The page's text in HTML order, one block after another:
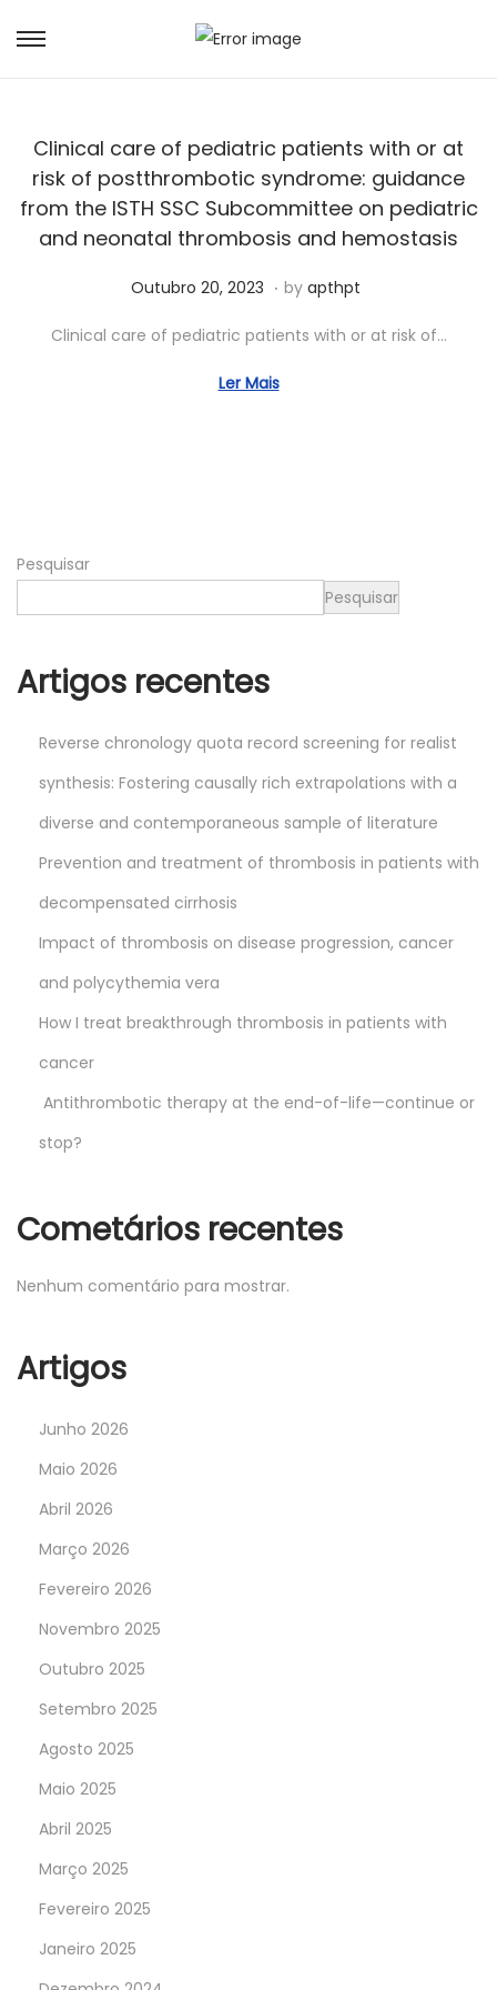
Clinical care of pediatric patients with or at
risk of postthrombotic syndrome: guidance
from the ISTH SSC Subcommittee on pediatric
and neonatal thrombosis and hemostasis
Posted on
Outubro 20, 2023 J
n
h
. by apthpt
Clinical care of pediatric patients with or at risk of…
Ler Mais
Pesquisar
Pesquisar
Artigos recentes
Reverse chronology quota record screening for realist
synthesis: Fostering causally rich extrapolations with a
diverse and contemporaneous sample of literature
Prevention and treatment of thrombosis in patients with
decompensated cirrhosis
Impact of thrombosis on disease progression, cancer
and polycythemia vera
How I treat breakthrough thrombosis in patients with
cancer
Antithrombotic therapy at the end-of-life—continue or
stop?
Cometários recentes
Nenhum comentário para mostrar.
Artigos
Junho 2026
Maio 2026
Abril 2026
Março 2026
Fevereiro 2026
Novembro 2025
Outubro 2025
Setembro 2025
Agosto 2025
Maio 2025
Abril 2025
Março 2025
Fevereiro 2025
Janeiro 2025